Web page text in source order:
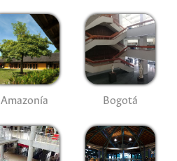
Amazonía Bogotá